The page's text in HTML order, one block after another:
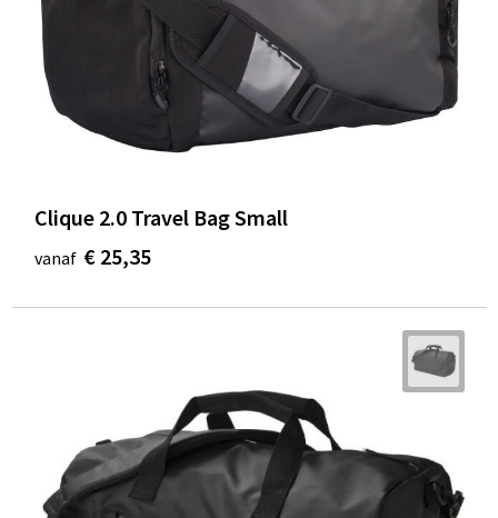
Clique 2.0 Travel Bag Small
vanaf € 25,35